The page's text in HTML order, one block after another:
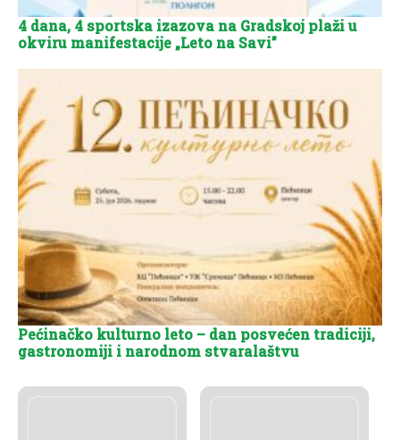
4 dana, 4 sportska izazova na Gradskoj plaži u
okviru manifestacije „Leto na Savi”
Pećinačko kulturno leto – dan posvećen tradiciji,
gastronomiji i narodnom stvaralaštvu